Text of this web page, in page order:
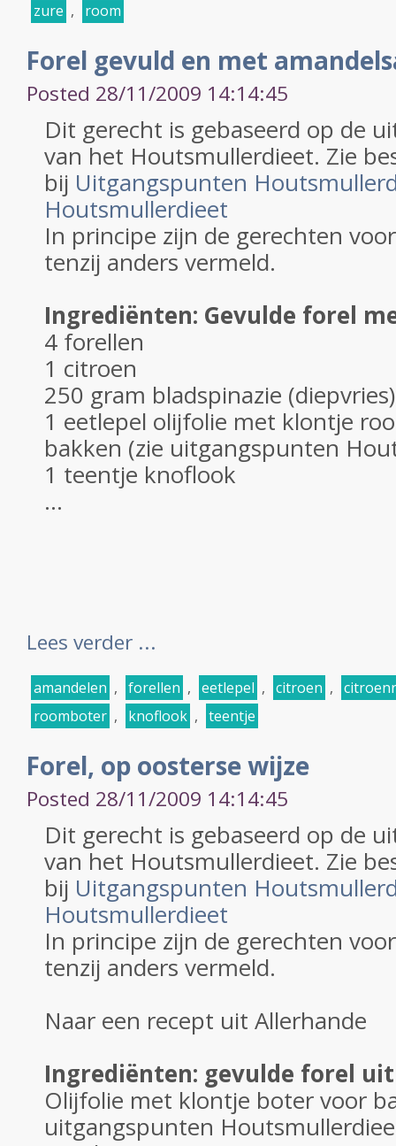
zure , room
Forel gevuld en met
Posted 28/11/2009 14:14:45
Dit gerecht is gebaseerd op de
van het Houtsmullerdieet. Zie
bij Uitgangspunten
Houtsmullerdieet
In principe zijn de gerechten
tenzij anders vermeld.
Ingrediënten: Gevulde forel
4 forellen
1 citroen
250 gram bladspinazie (diepvries)
1 eetlepel olijfolie met klontje
bakken (zie uitgangspunten
1 teentje knoflook
...
Lees verder ...
amandelen , forellen , eetlepel , citroen ,
roomboter , knoflook , teentje
Forel, op oosterse wijze
Posted 28/11/2009 14:14:45
Dit gerecht is gebaseerd op de
van het Houtsmullerdieet. Zie
bij Uitgangspunten
Houtsmullerdieet
In principe zijn de gerechten
tenzij anders vermeld.
Naar een recept uit Allerhande
Ingrediënten: gevulde forel
Olijfolie met klontje boter voor
uitgangspunten